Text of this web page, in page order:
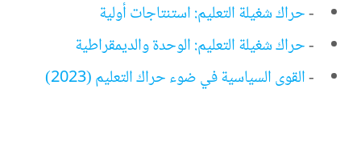
-حراك شغيلة التعليم: استنتاجات أولية
-حراك شغيلة التعليم: الوحدة والديمقراطية
-القوى السياسية في ضوء حراك التعليم (2023)